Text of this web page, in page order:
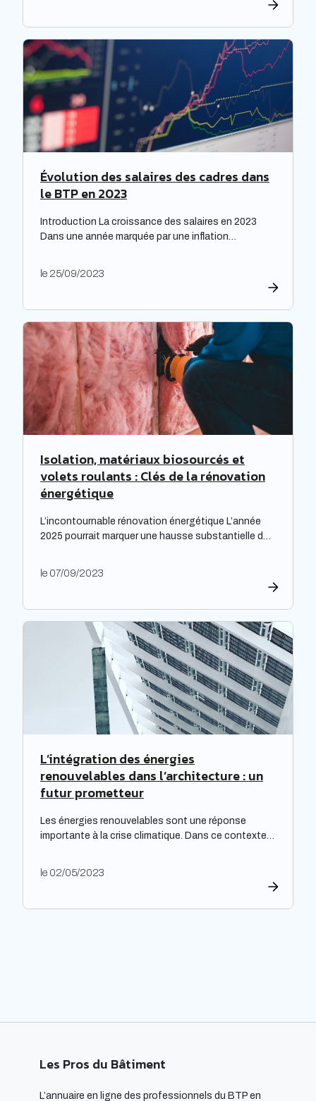
étude prospective réalisée par la Banque des
territoires met en lumière les enjeux majeurs […]
Évolution des salaires des cadres dans
le BTP en 2023
Introduction La croissance des salaires en 2023
Dans une année marquée par une inflation
une inflation hors-norme, les entreprises ont mis la
Expectra dans son 21ème baromètre, évoquant une
progression […]
le 25/09/2023
Isolation, matériaux biosourcés et
volets roulants : Clés de la rénovation
énergétique
L’incontournable rénovation énergétique L’année
2025 pourrait marquer une hausse substantielle des
deviennent alors essentiels pour les propriétaires
tarifs de l’électricité. Cette initiative est
particulièrement cruciale pour les logements
qualifiés de passoires thermiques, qui connaissent
d’importants […]
le 07/09/2023
L’intégration des énergies
renouvelables dans l’architecture : un
futur prometteur
Les énergies renouvelables sont une réponse
importante à la crise climatique. Dans ce contexte,
construction et de l’aménagement des bâtiments.
l’adoption de cette approche, en développant des
le 02/05/2023
Les Pros du Bâtiment
L’annuaire en ligne des professionnels du BTP en